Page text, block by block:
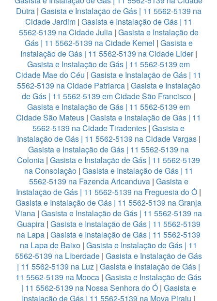
Dutra | Gasista e Instalação de Gás | 11 5562-5139 na
Cidade Jardim| Gasista e Instalação de Gás | 11
5562-5139 na Cidade Julia | Gasista e Instalação de
Gás | 11 5562-5139 na Cidade Kemel | Gasista e
Instalação de Gás | 11 5562-5139 na Cidade Lider|
Gasista e Instalação de Gás | 11 5562-5139 em
Cidade Mae do Céu | Gasista e Instalação de Gás | 11
5562-5139 na Cidade Patriarca| Gasista e Instalação
de Gás | 11 5562-5139 em Cidade São Francisco |
Gasista e Instalação de Gás | 11 5562-5139 em
Cidade São Mateus | Gasista e Instalação de Gás | 11
5562-5139 na Cidade Tiradentes | Gasista e
Instalação de Gás | 11 5562-5139 na Cidade Vargas |
Gasista e Instalação de Gás | 11 5562-5139 na
Colonia | Gasista e Instalação de Gás | 11 5562-5139
na Consolação | Gasista e Instalação de Gás | 11
5562-5139 na Fazenda Aricanduva| Gasista e
Instalação de Gás | 11 5562-5139 na Freguesia do Ó |
Gasista e Instalação de Gás | 11 5562-5139 na Granja
Viana | Gasista e Instalação de Gás | 11 5562-5139 na
Guapira| Gasista e Instalação de Gás | 11 5562-5139
na Lapa | Gasista e Instalação de Gás | 11 5562-5139
na Lapa de Baixo | Gasista e Instalação de Gás | 11
5562-5139 na Liberdade | Gasista e Instalação de Gás
| 11 5562-5139 na Luz | Gasista e Instalação de Gás |
11 5562-5139 na Mooca | Gasista e Instalação de Gás
| 11 5562-5139 na Nossa Senhora do Ó| Gasista e
Instalação de Gás | 11 5562-5139 na Mova Piraju |